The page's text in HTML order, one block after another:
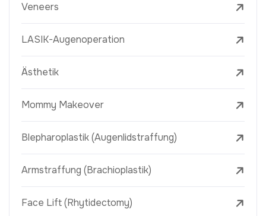
Veneers
LASIK-Augenoperation
Ästhetik
Mommy Makeover
Blepharoplastik (Augenlidstraffung)
Armstraffung (Brachioplastik)
Face Lift (Rhytidectomy)